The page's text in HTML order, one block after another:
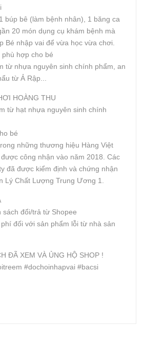
búp bê (làm bệnh nhân), 1 băng ca
20 món dụng cụ khám bệnh mà
Bé nhập vai để vừa học vừa chơi.
hợp cho bé
từ nhựa nguyên sinh chính phẩm, an
từ Ả Rập...
HOÀNG THU
từ hạt nhựa nguyên sinh chính
bé
những thương hiệu Hàng Việt
công nhận vào năm 2018. Các
đã được kiểm định và chứng nhận
Lý Chất Lượng Trung Ương 1.
đổi/trả từ Shopee
đối với sản phẩm lỗi từ nhà sản
ĐÃ XEM VÀ ỦNG HỘ SHOP !
#dochoinhapvai #bacsi